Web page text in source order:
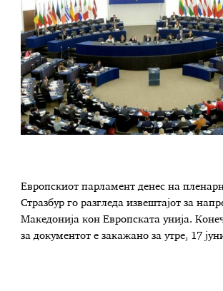
Европскиот парламент денес на
Стразбур го разгледа извештајот за
Македонија кон Европската унија.
за документот е закажано за утре, 17